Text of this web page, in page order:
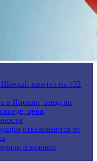
взлетел на 132
в Японии, заезд по
цена,
отказываются от
о важных